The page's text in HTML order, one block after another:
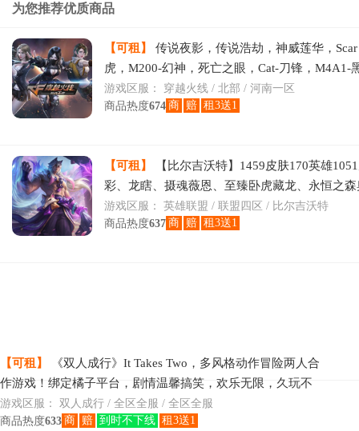
为您推荐优质商品
【可租】
传说夜影，传说浩劫，神威莲华，
虎，M200-幻神，死亡之眼，Cat-刀锋，M4A1-
逊-烈龙*6，COP-白鲨，沙鹰-修罗
游戏区服： 穿越火线 / 北部 / 河南一区
商品热度674 商 赔 租3送1
【可租】
【比尔吉沃特】1459皮肤170英雄
彩、龙瞎、摄魂薇恩、至臻卧虎藏龙、永恒之
墨菲特、至臻佐伊、至臻萨科、至臻萨勒芬妮、
游戏区服： 英雄联盟 / 联盟四区 / 比尔吉沃特
商品热度637 商 赔 租3送1
【可租】
《双人成行》It Takes Two，多风格动作冒险两人合
作游戏！绑定橘子平台，剧情温馨搞笑，欢乐无限，久玩不
腻！
游戏区服： 双人成行 / 全区全服 / 全区全服
商品热度633 商 赔 到时不下线 租3送1